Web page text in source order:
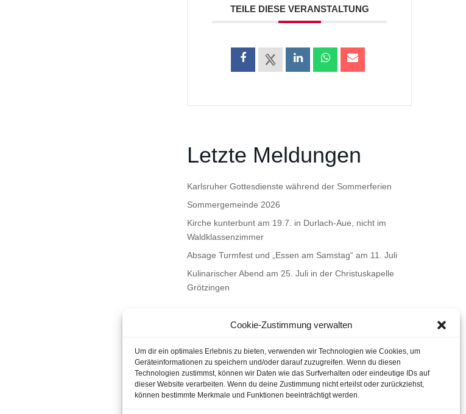
Cookie-Zustimmung verwalten
Um dir ein optimales Erlebnis zu bieten, verwenden wir Technologien wie Cookies, um
Geräteinformationen zu speichern und/oder darauf zuzugreifen. Wenn du diesen
Technologien zustimmst, können wir Daten wie das Surfverhalten oder eindeutige IDs auf
dieser Website verarbeiten. Wenn du deine Zustimmung nicht erteilst oder zurückziehst,
können bestimmte Merkmale und Funktionen beeinträchtigt werden.
TEILE DIESE VERANSTALTUNG
Letzte Meldungen
Karlsruher Gottesdienste während der Sommerferien
Sommergemeinde 2026
Kirche kunterbunt am 19.7. in Durlach-Aue, nicht im
Waldklassenzimmer
Absage Turmfest und „Essen am Samstag“ am 11. Juli
Kulinarischer Abend am 25. Juli in der Christuskapelle
Grötzingen